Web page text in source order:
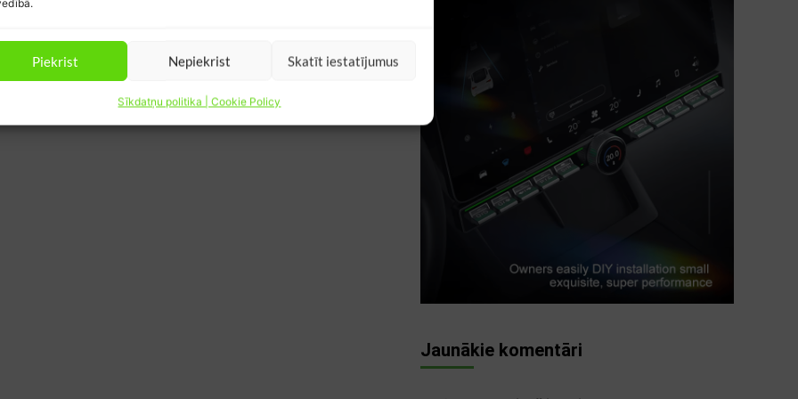
Piekrist Nepiekrist Skatīt iestatījumus
Sīkdatņu politika | Cookie Policy
Jaunākie komentāri